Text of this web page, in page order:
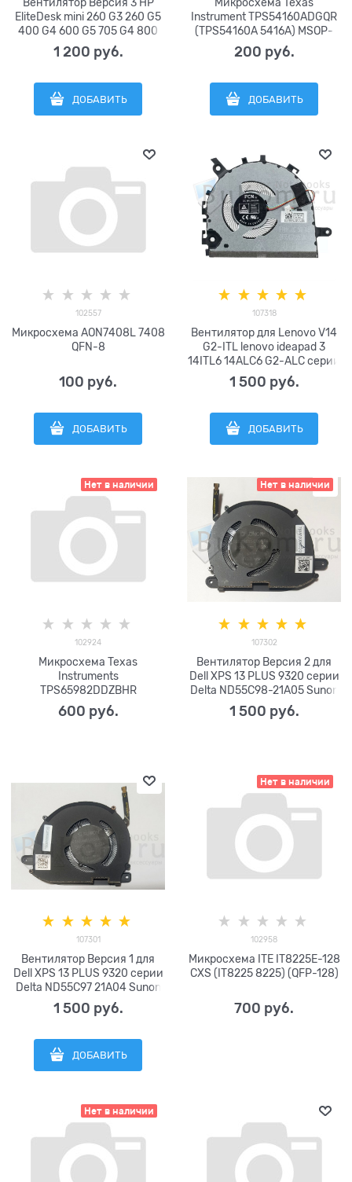
Вентилятор Версия 3 HP
EliteDesk mini 260 G3 260 G5
400 G4 600 G5 705 G4 800
G4 серии FCN 0FKTJ0000H
DC5V 0.5A (4pin) L19501-001
1 200 руб.
ДОБАВИТЬ
Микросхема Texas
Instrument TPS54160ADGQR
(TPS54160A 5416A) MSOP-
10-EP
200 руб.
ДОБАВИТЬ
102557
Микросхема AON7408L 7408
QFN-8
100 руб.
ДОБАВИТЬ
107318
Вентилятор для Lenovo V14
G2-ITL lenovo ideapad 3
14ITL6 14ALC6 G2-ALC серии
FCN DFS5K22115572N FNBP
FPCX NS85C60-20H04
BAPB0807R5HY008
BAPB0807R5HY009 DC5V
0.5A (4pin) 14ADA6
DC28000GAv0
1 500 руб.
ДОБАВИТЬ
Нет в наличии
102924
Микросхема Texas
Instruments
TPS65982DDZBHR
(TPS65982 65982
TPS65982DD) BGA
600 руб.
Нет в наличии
107302
Вентилятор Версия 2 для
Dell XPS 13 PLUS 9320 серии
Delta ND55C98-21A05 Sunon
EG50040S1-CQ50-S9A DC5V
0.29A (4pin) DC28000W1SL
1 500 руб.
107301
Вентилятор Версия 1 для
Dell XPS 13 PLUS 9320 серии
Delta ND55C97 21A04 Sunon
EG50040S1-CQ40-S9A DC5V
0.29A (4pin) DC28000W0DL
1 500 руб.
ДОБАВИТЬ
Нет в наличии
102958
Микросхема ITE IT8225E-128
CXS (IT8225 8225) (QFP-128)
700 руб.
Нет в наличии